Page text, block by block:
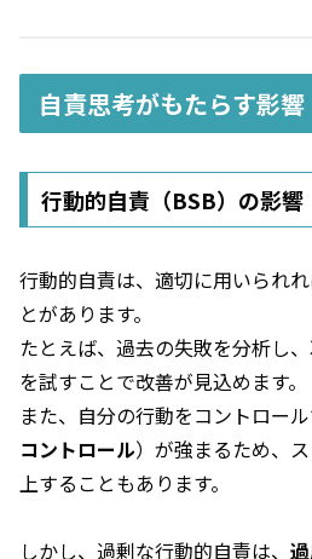
自責思考がもたらす影響
行動的自責（BSB）の影響
行動的自責は、適切に用いられ
とがあります。
たとえば、過去の失敗を分析し
を試すことで改善が見込めます。
また、自分の行動をコントロー
コントロール）が強まるため、
上することもあります。
しかし、過剰な行動的自責は、